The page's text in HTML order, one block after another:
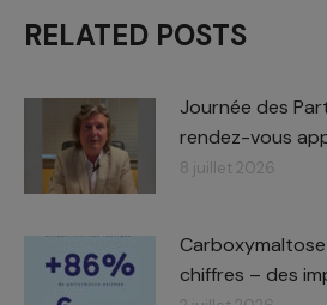
RELATED POSTS
Journée des
rendez-vous
8 juillet 2026
chiffres – des